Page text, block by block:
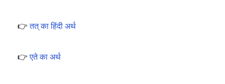
👉तत् का हिंदी अर्थ
👉एते का अर्थ